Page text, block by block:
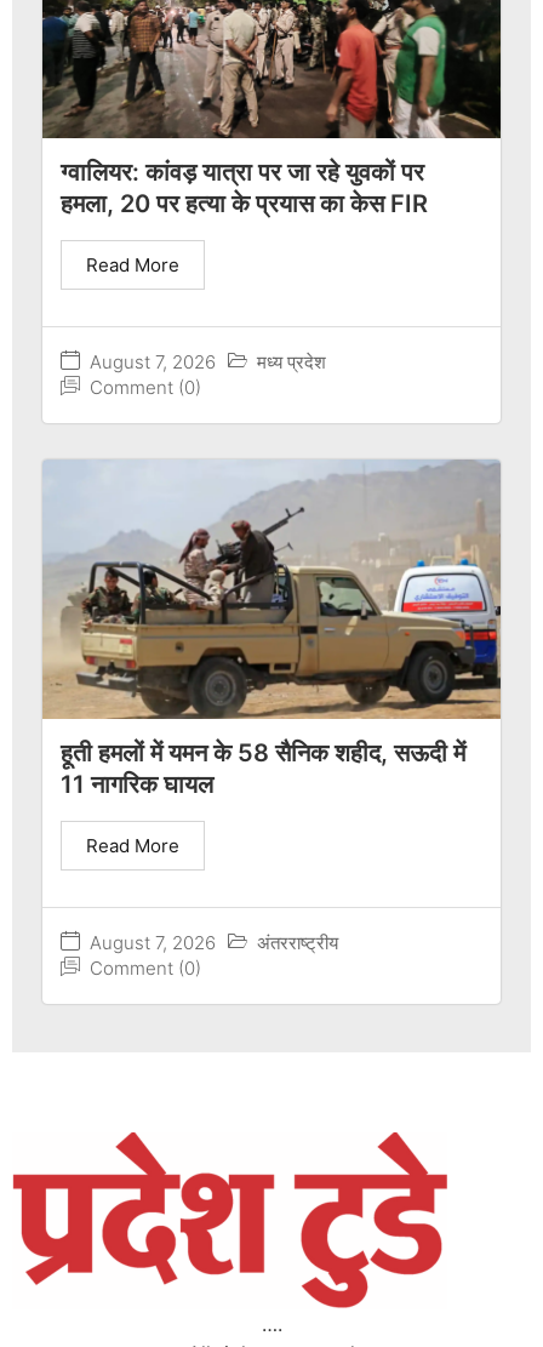
ग्वालियर: कांवड़ यात्रा पर जा रहे युवकों पर
हमला, 20 पर हत्या के प्रयास का केस FIR
August 7, 2026
मध्य प्रदेश
Comment (0)
Read More
हूती हमलों में यमन के 58 सैनिक शहीद, सऊदी में
11 नागरिक घायल
August 7, 2026
अंतरराष्ट्रीय
Comment (0)
Read More
….